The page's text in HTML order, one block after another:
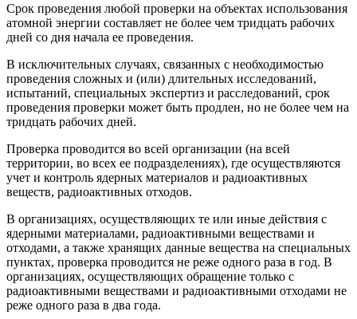
Срок проведения любой проверки на объектах использования
атомной энергии составляет не более чем тридцать рабочих
дней со дня начала ее проведения.
В исключительных случаях, связанных с необходимостью
проведения сложных и (или) длительных исследований,
испытаний, специальных экспертиз и расследований, срок
проведения проверки может быть продлен, но не более чем на
тридцать рабочих дней.
Проверка проводится во всей организации (на всей
территории, во всех ее подразделениях), где осуществляются
учет и контроль ядерных материалов и радиоактивных
веществ, радиоактивных отходов.
В организациях, осуществляющих те или иные действия с
ядерными материалами, радиоактивными веществами и
отходами, а также хранящих данные вещества на специальных
пунктах, проверка проводится не реже одного раза в год. В
организациях, осуществляющих обращение только с
радиоактивными веществами и радиоактивными отходами не
реже одного раза в два года.